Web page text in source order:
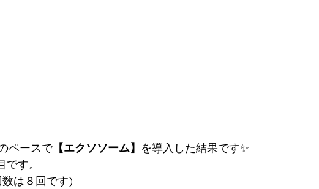
ペースで【エクソソーム】 を導入した結果です✨
す。
は８回です)